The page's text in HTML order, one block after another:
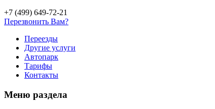
+7 (499) 649-72-21
Перезвонить Вам?
Переезды
Другие услуги
Автопарк
Тарифы
Контакты
Меню раздела